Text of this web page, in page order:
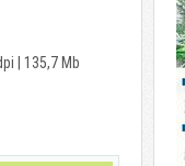
| 135,7 Mb